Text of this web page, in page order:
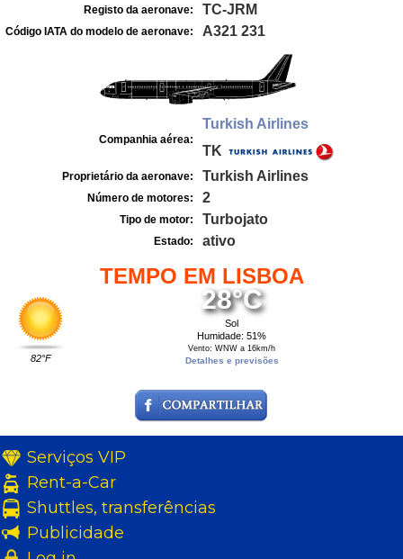
Registo da aeronave: TC-JRM
Código IATA do modelo de aeronave: A321 231
Companhia aérea:
Turkish Airlines
TK
Proprietário da aeronave: Turkish Airlines
Número de motores: 2
Tipo de motor: Turbojato
Estado: ativo
TEMPO EM LISBOA
82°F
28°C
Sol
Humidade: 51%
Vento: WNW a 16km/h
Detalhes e previsões
Serviços VIP
Rent-a-Car
Shuttles, transferências
Publicidade